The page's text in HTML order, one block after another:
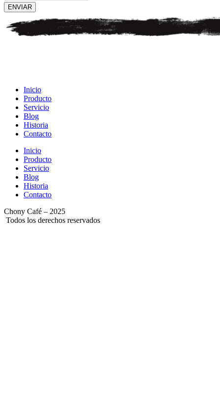
ENVIAR
Inicio
Producto
Servicio
Blog
Historia
Contacto
Inicio
Producto
Servicio
Blog
Historia
Contacto
Chony Café – 2025
Todos los derechos reservados